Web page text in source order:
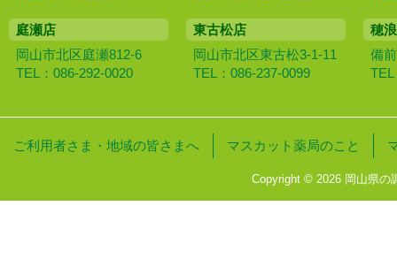
庭瀬店
岡山市北区庭瀬812-6
TEL：086-292-0020
東古松店
岡山市北区東古松3-1-11
TEL：086-237-0099
穂
備
TEL
ご利用者さま・地域の皆さまへ マスカット薬局のこと
Copyright © 2026 岡山県の